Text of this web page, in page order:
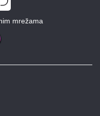
mrežama